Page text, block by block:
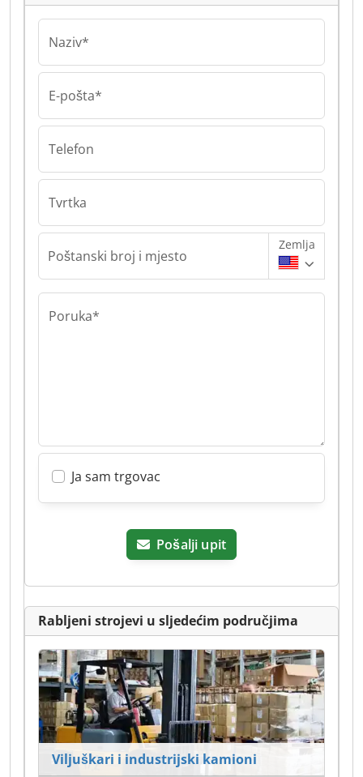
Naziv*
E-pošta*
Telefon
Tvrtka
Poštanski broj i mjesto
Zemlja
Poruka*
Ja sam trgovac
Pošalji upit
Rabljeni strojevi u sljedećim područjima
Viljuškari i industrijski kamioni